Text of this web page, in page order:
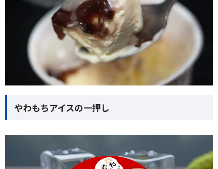
やわもちアイスの一押し